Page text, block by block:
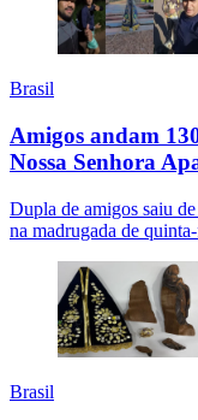
Brasil
Amigos andam
Nossa Senhora
Dupla de amigos saiu
na madrugada de
Brasil